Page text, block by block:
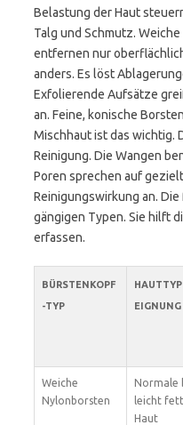
Belastung der Haut
Talg und Schmutz.
entfernen nur
anders. Es löst
Exfolierende Aufsätze
an. Feine, konische
Mischhaut ist das wichtig.
Reinigung. Die Wangen
Poren sprechen auf
Reinigungswirkung an.
gängigen Typen. Sie hilft
erfassen.
BÜRSTENKOPF
-TYP
EIGNUNG
Weiche
Nylonborsten
Normale
leicht
Haut